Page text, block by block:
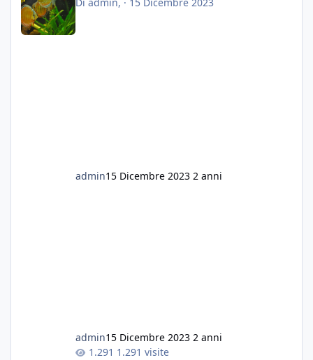
admin15 Dicembre 2023 2 anni
admin15 Dicembre 2023 2 anni
1.291 visite